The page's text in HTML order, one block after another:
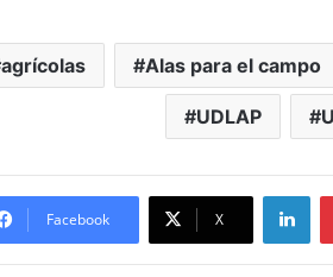
agrícolas Alas para el campo
UDLAP
Facebook X